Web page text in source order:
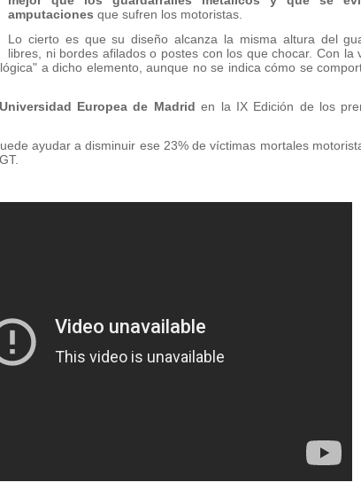
amputaciones que sufren los motoristas.
Lo cierto es que su diseño alcanza la misma altura del
libres, ni bordes afilados o postes con los que chocar. Con la
a dicho elemento, aunque no se indica cómo se
Europea de Madriden la IX Edición de los
ayudar a disminuir ese 23% de víctimas mortales